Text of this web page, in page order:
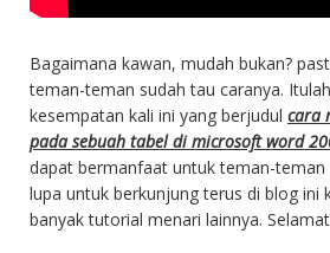
Bagaimana kawan, mudah bukan?
teman-teman sudah tau caranya.
kesempatan kali ini yang berjudul cara
pada sebuah tabel di microsoft word
dapat bermanfaat untuk teman-teman
lupa untuk berkunjung terus di blog ini
banyak tutorial menari lainnya.